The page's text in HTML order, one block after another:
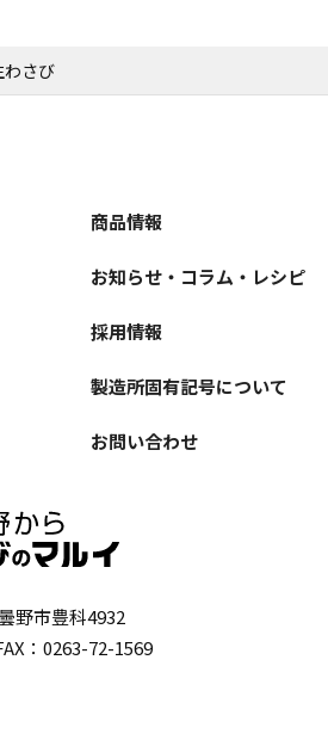
わさび
野市豊科4932
：0263-72-1569
商品情報
お知らせ・コラム・レシピ
採用情報
製造所固有記号について
お問い合わせ